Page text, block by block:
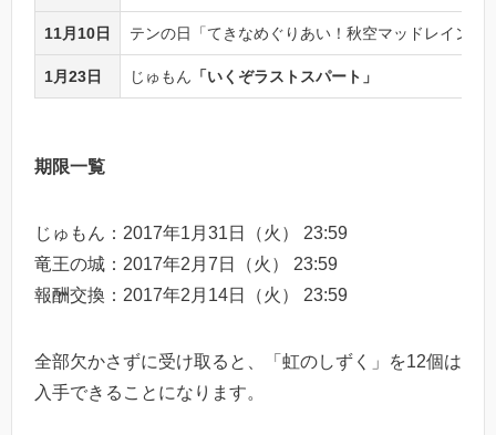
11月10日 テンの日「てきなめぐりあい！秋空マッドレインボ
1月23日 じゅもん 「いくぞラストスパート」
期限一覧
じゅもん：2017年1月31日（火） 23:59
竜王の城：2017年2月7日（火） 23:59
報酬交換：2017年2月14日（火） 23:59
全部欠かさずに受け取ると、「虹のしずく」を12個は
入手できることになります。